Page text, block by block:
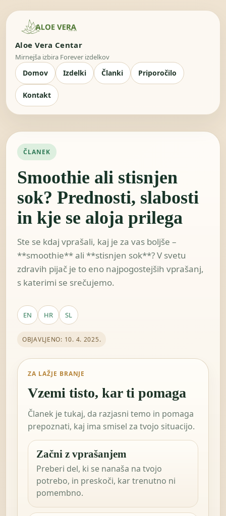
Aloe Vera Centar
Mirnejša izbira Forever izdelkov
Domov Izdelki Članki Priporočilo
Kontakt
ČLANEK
Smoothie ali stisnjen
sok? Prednosti, slabosti
in kje se aloja prilega
Ste se kdaj vprašali, kaj je za vas boljše –
**smoothie** ali **stisnjen sok**? V svetu
zdravih pijač je to eno najpogostejših vprašanj,
s katerimi se srečujemo.
EN HR SL
OBJAVLJENO: 10. 4. 2025.
ZA LAŽJE BRANJE
Vzemi tisto, kar ti pomaga
Članek je tukaj, da razjasni temo in pomaga
prepoznati, kaj ima smisel za tvojo situacijo.
Začni z vprašanjem
Preberi del, ki se nanaša na tvojo
potrebo, in preskoči, kar trenutno ni
pomembno.